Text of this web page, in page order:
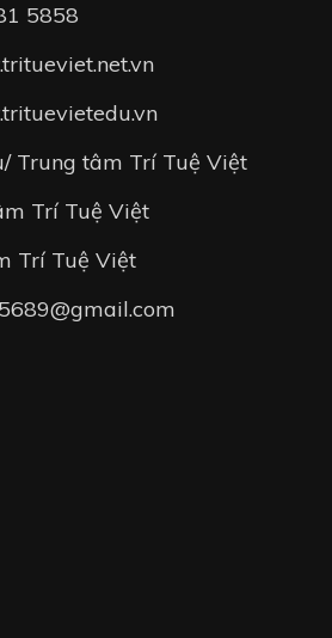
5858
Trung tâm Trí Tuệ Việt
Trí Tuệ Việt
Trí Tuệ Việt